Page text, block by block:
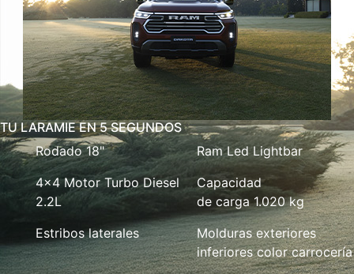
TU LARAMIE EN 5 SEGUNDOS
Rodado 18"
Ram Led Lightbar
4x4 Motor Turbo Diesel
2.2L
Capacidad
de carga 1.020 kg
Estribos laterales
Molduras exteriores
inferiores color carrocería